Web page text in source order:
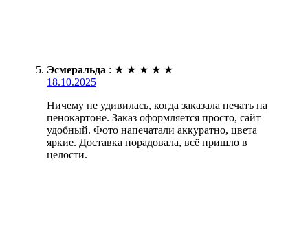
Эсмеральда : ★ ★ ★ ★ ★
18.10.2025
Ничему не удивилась, когда заказала печать на
пенокартоне. Заказ оформляется просто, сайт
удобный. Фото напечатали аккуратно, цвета
яркие. Доставка порадовала, всё пришло в
целости.